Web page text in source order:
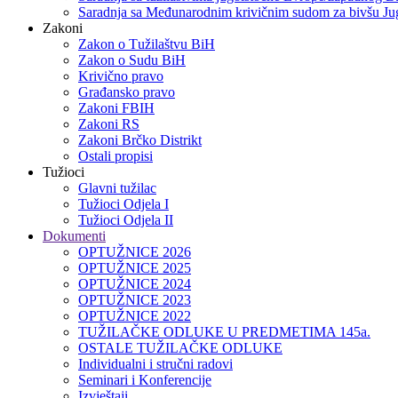
Saradnja sa Međunarodnim krivičnim sudom za bivšu
Zakoni
Zakon o Тužilaštvu BiH
Zakon o Sudu BiH
Krivično pravo
Građansko pravo
Zakoni FBIH
Zakoni RS
Zakoni Brčko Distrikt
Ostali propisi
Tužioci
Glavni tužilac
Tužioci Odjela I
Tužioci Odjela II
Dokumenti
OPTUŽNICE 2026
OPTUŽNICE 2025
OPTUŽNICE 2024
OPTUŽNICE 2023
OPTUŽNICE 2022
TUŽILAČKE ODLUKE U PREDMETIMA 145a.
OSTALE TUŽILAČKE ODLUKE
Individualni i stručni radovi
Seminari i Konferencije